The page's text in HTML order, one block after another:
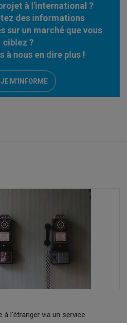
à l'international ?
des informations
sur un marché que vous
ciblez ?
à nous en dire plus !
JE M'INFORME
à l'étranger via un service